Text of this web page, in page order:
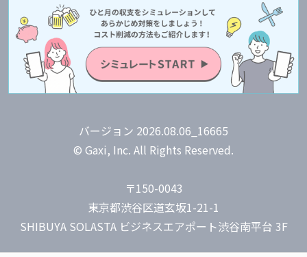
バージョン 2026.08.06_16665
© Gaxi, Inc. All Rights Reserved.
〒150-0043
東京都渋谷区道玄坂1-21-1
SHIBUYA SOLASTA ビジネスエアポート渋谷南平台 3F